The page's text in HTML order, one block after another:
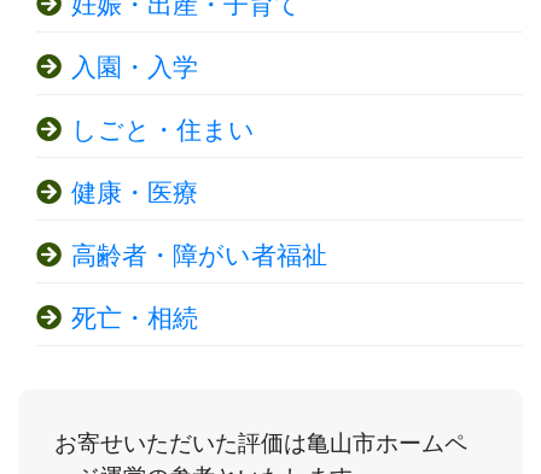
入園・入学
しごと・住まい
健康・医療
高齢者・障がい者福祉
死亡・相続